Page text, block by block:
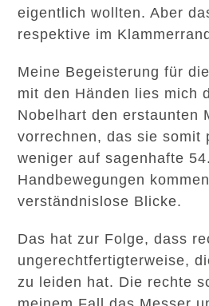
eigentlich wollten. Aber
respektive im
Meine Begeisterung für
mit den Händen lies mich
Nobelhart den erstaunten
vorrechnen, das sie somit
weniger auf sagenhafte
Handbewegungen
verständnislose Blicke.
Das hat zur Folge, dass
ungerechtfertigterweise,
zu leiden hat. Die rechte